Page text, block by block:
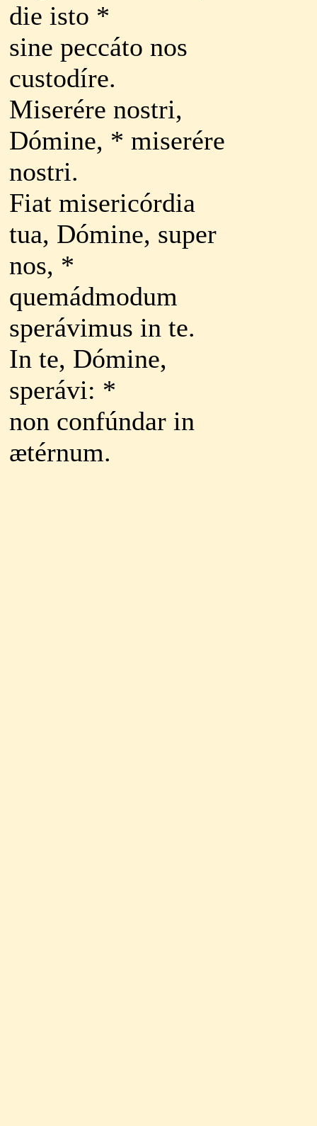
die isto *
sine peccáto nos
custodíre.
Miserére nostri,
Dómine, * miserére
nostri.
Fiat misericórdia
tua, Dómine, super
nos, *
quemádmodum
sperávimus in te.
In te, Dómine,
sperávi: *
non confúndar in
ætérnum.